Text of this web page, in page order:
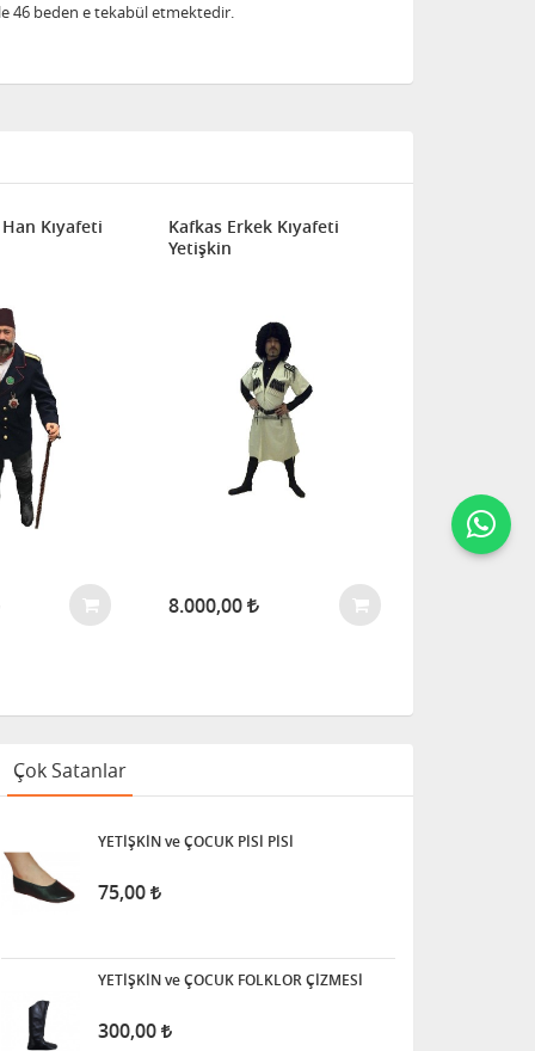
46 beden e tekabül etmektedir.
Kıyafeti
Kafkas Erkek Kıyafeti
Yetişkin
8.000,00
Çok Satanlar
YETİŞKİN ve ÇOCUK PİSİ PİSİ
75,00
YETİŞKİN ve ÇOCUK FOLKLOR ÇİZMESİ
300,00